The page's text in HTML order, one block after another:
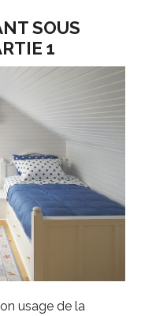
SOUS
1
usage de la